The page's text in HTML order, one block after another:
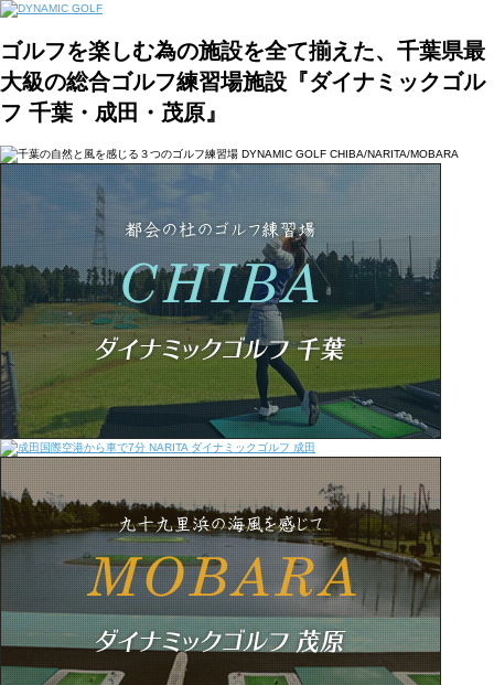
ゴルフを楽しむ為の施設を全て揃えた、千葉県最
大級の総合ゴルフ練習場施設『ダイナミックゴル
フ 千葉・成田・茂原』